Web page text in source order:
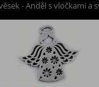
- Anděl s vločkami a